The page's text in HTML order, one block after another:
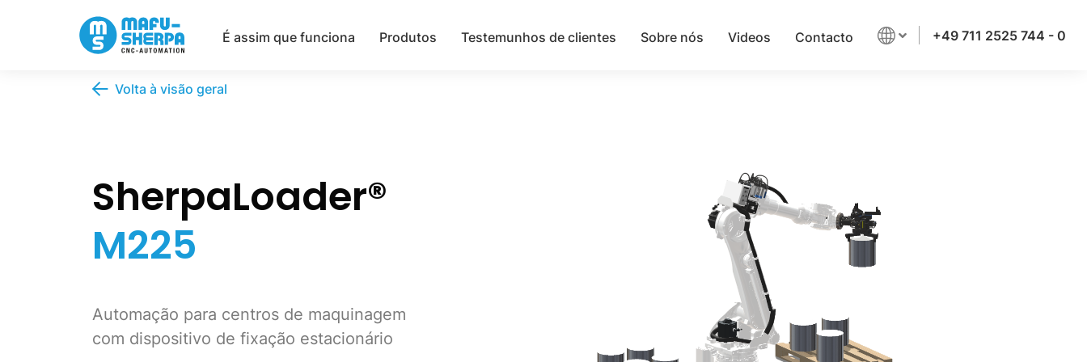
É assim que funciona Produtos Testemunhos de clientes Sobre nós Videos Contacto +49 711 2525 744 - 0
Volta à visão geral
SherpaLoader®
M225
Automação para centros de maquinagem
com dispositivo de fixação estacionário